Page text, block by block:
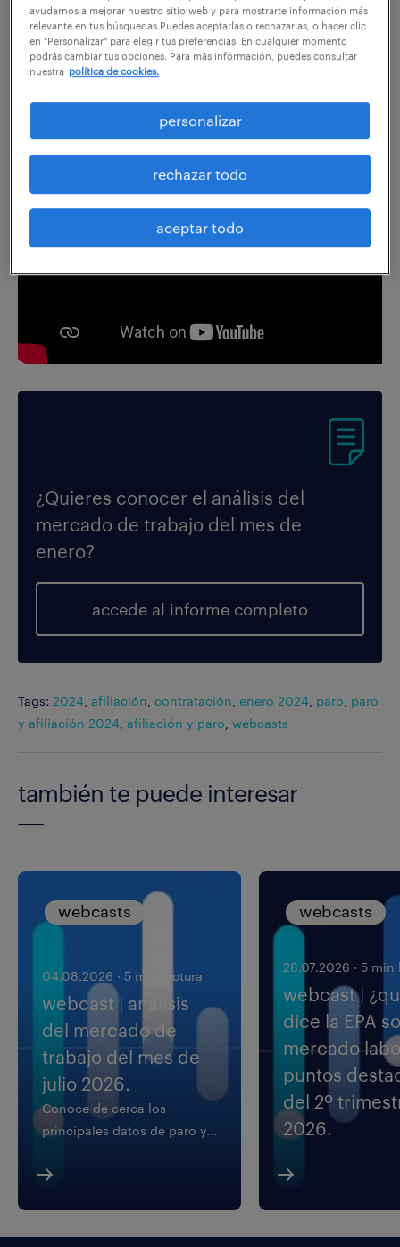
compartir en:
¿Quieres conocer el análisis del
mercado de trabajo del mes de
enero?
accede al informe completo
Tags: 2024 afiliación contratación enero 2024 paro paro
y afiliación 2024 afiliación y paro webcasts
también te puede interesar
webcasts
04.08.2026 · 5 min lectura
webcast | análisis
del mercado de
trabajo del mes de
julio 2026.
Conoce de cerca los
principales datos de paro y...
webcasts
28.07.2026 · 5 min
webcast |
dice la EPA
mercado
puntos
del 2º
2026.
ayudarnos a mejorar nuestro sitio web y para mostrarte información más
relevante en tus búsquedas.Puedes aceptarlas o rechazarlas, o hacer clic
en "Personalizar" para elegir tus preferencias. En cualquier momento
podrás cambiar tus opciones. Para más información, puedes consultar
nuestra política de cookies.
personalizar
rechazar todo
aceptar todo